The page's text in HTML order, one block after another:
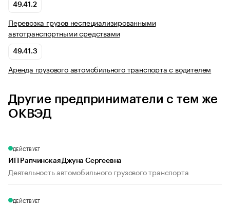
49.41.2
Перевозка грузов неспециализированными
автотранспортными средствами
49.41.3
Аренда грузового автомобильного транспорта с водителем
Другие предприниматели с тем же
ОКВЭД
ДЕЙСТВУЕТ
ИП Рапчинская Джуна Сергеевна
Деятельность автомобильного грузового транспорта
ДЕЙСТВУЕТ